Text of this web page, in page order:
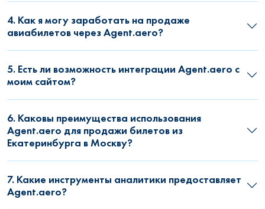
4. Как я могу заработать на продаже
авиабилетов через Agent.aero?
5. Есть ли возможность интеграции Agent.aero с
моим сайтом?
6. Каковы преимущества использования
Agent.aero для продажи билетов из
Екатеринбурга в Москву?
7. Какие инструменты аналитики предоставляет
Agent.aero?